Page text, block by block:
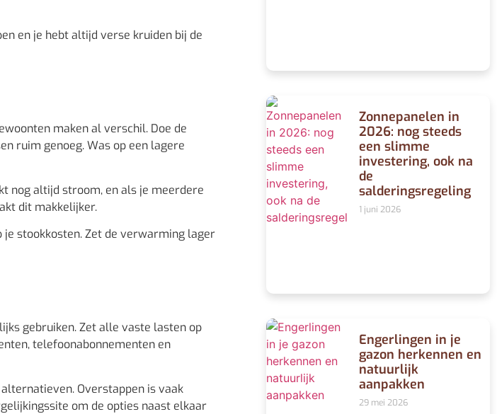
en je hebt altijd verse kruiden bij de
maken al verschil. Doe de
ruim genoeg. Was op een lagere
nog altijd stroom, en als je meerdere
dit makkelijker.
stookkosten. Zet de verwarming lager
gebruiken. Zet alle vaste lasten op
telefoonabonnementen en
Overstappen is vaak
om de opties naast elkaar
Zonnepanelen in
2026: nog steeds
een slimme
investering, ook na
de
salderingsregeling
1 juni 2026
Engerlingen in je
gazon herkennen en
natuurlijk
aanpakken
29 mei 2026